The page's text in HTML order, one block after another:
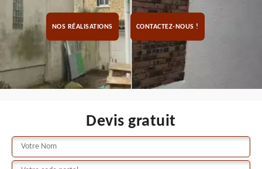
NOS RÉALISATIONS CONTACTEZ-NOUS !
Devis gratuit